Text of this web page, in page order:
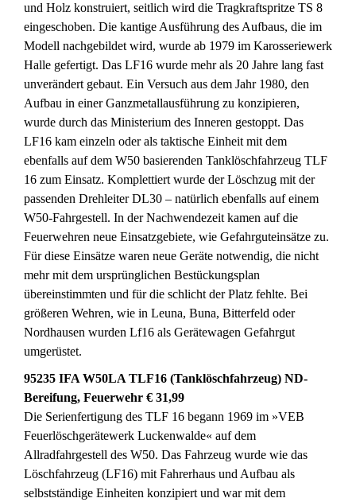
und Holz konstruiert, seitlich wird die Tragkraftspritze TS 8
eingeschoben. Die kantige Ausführung des Aufbaus, die im
Modell nachgebildet wird, wurde ab 1979 im Karosseriewerk
Halle gefertigt. Das LF16 wurde mehr als 20 Jahre lang fast
unverändert gebaut. Ein Versuch aus dem Jahr 1980, den
Aufbau in einer Ganzmetallausführung zu konzipieren,
wurde durch das Ministerium des Inneren gestoppt. Das
LF16 kam einzeln oder als taktische Einheit mit dem
ebenfalls auf dem W50 basierenden Tanklöschfahrzeug TLF
16 zum Einsatz. Komplettiert wurde der Löschzug mit der
passenden Drehleiter DL30 – natürlich ebenfalls auf einem
W50-Fahrgestell. In der Nachwendezeit kamen auf die
Feuerwehren neue Einsatzgebiete, wie Gefahrguteinsätze zu.
Für diese Einsätze waren neue Geräte notwendig, die nicht
mehr mit dem ursprünglichen Bestückungsplan
übereinstimmten und für die schlicht der Platz fehlte. Bei
größeren Wehren, wie in Leuna, Buna, Bitterfeld oder
Nordhausen wurden Lf16 als Gerätewagen Gefahrgut
umgerüstet.
95235 IFA W50LA TLF16 (Tanklöschfahrzeug) ND-
Bereifung, Feuerwehr € 31,99
Die Serienfertigung des TLF 16 begann 1969 im »VEB
Feuerlöschgerätewerk Luckenwalde« auf dem
Allradfahrgestell des W50. Das Fahrzeug wurde wie das
Löschfahrzeug (LF16) mit Fahrerhaus und Aufbau als
selbstständige Einheiten konzipiert und war mit dem